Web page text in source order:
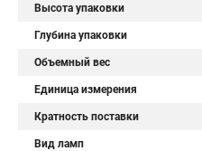
Высота упаковки
Глубина упаковки
Объемный вес
Единица измерения
Кратность поставки
Вид ламп